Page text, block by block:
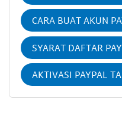
CARA BUAT AKUN
SYARAT DAFTAR
AKTIVASI PAYPAL